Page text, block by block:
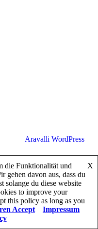
Aravalli WordPress
die Funktionalität und
gehen davon aus, dass du
solange du diese website
to improve your
this policy as long as you
X
Accept
Impressum